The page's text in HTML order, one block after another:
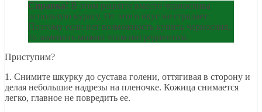
Справка! В этом рецепте вместо чернослива
использую курагу. От этого вкус не страдает.
Поэтому если нет возможность купить чернослив,
то заменить можно этим ингредиентом.
Приступим?
1. Снимите шкурку до сустава голени, оттягивая в сторону и
делая небольшие надрезы на пленочке. Кожица снимается
легко, главное не повредить ее.